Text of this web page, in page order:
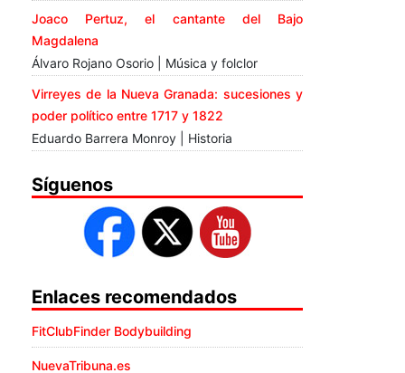
Joaco Pertuz, el cantante del Bajo
Magdalena
Álvaro Rojano Osorio | Música y folclor
Virreyes de la Nueva Granada: sucesiones y
poder político entre 1717 y 1822
Eduardo Barrera Monroy | Historia
Síguenos
Enlaces recomendados
FitClubFinder Bodybuilding
NuevaTribuna.es